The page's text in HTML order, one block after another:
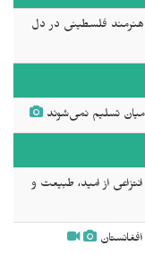
فلسطینی در دل
تسلیم نمی‌شوند
از امید، طبیعت و